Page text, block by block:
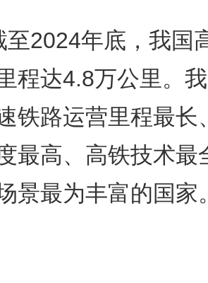
2024年底，我国
程达4.8万公里。
铁路运营里程最长
最高、高铁技术最
景最为丰富的国家